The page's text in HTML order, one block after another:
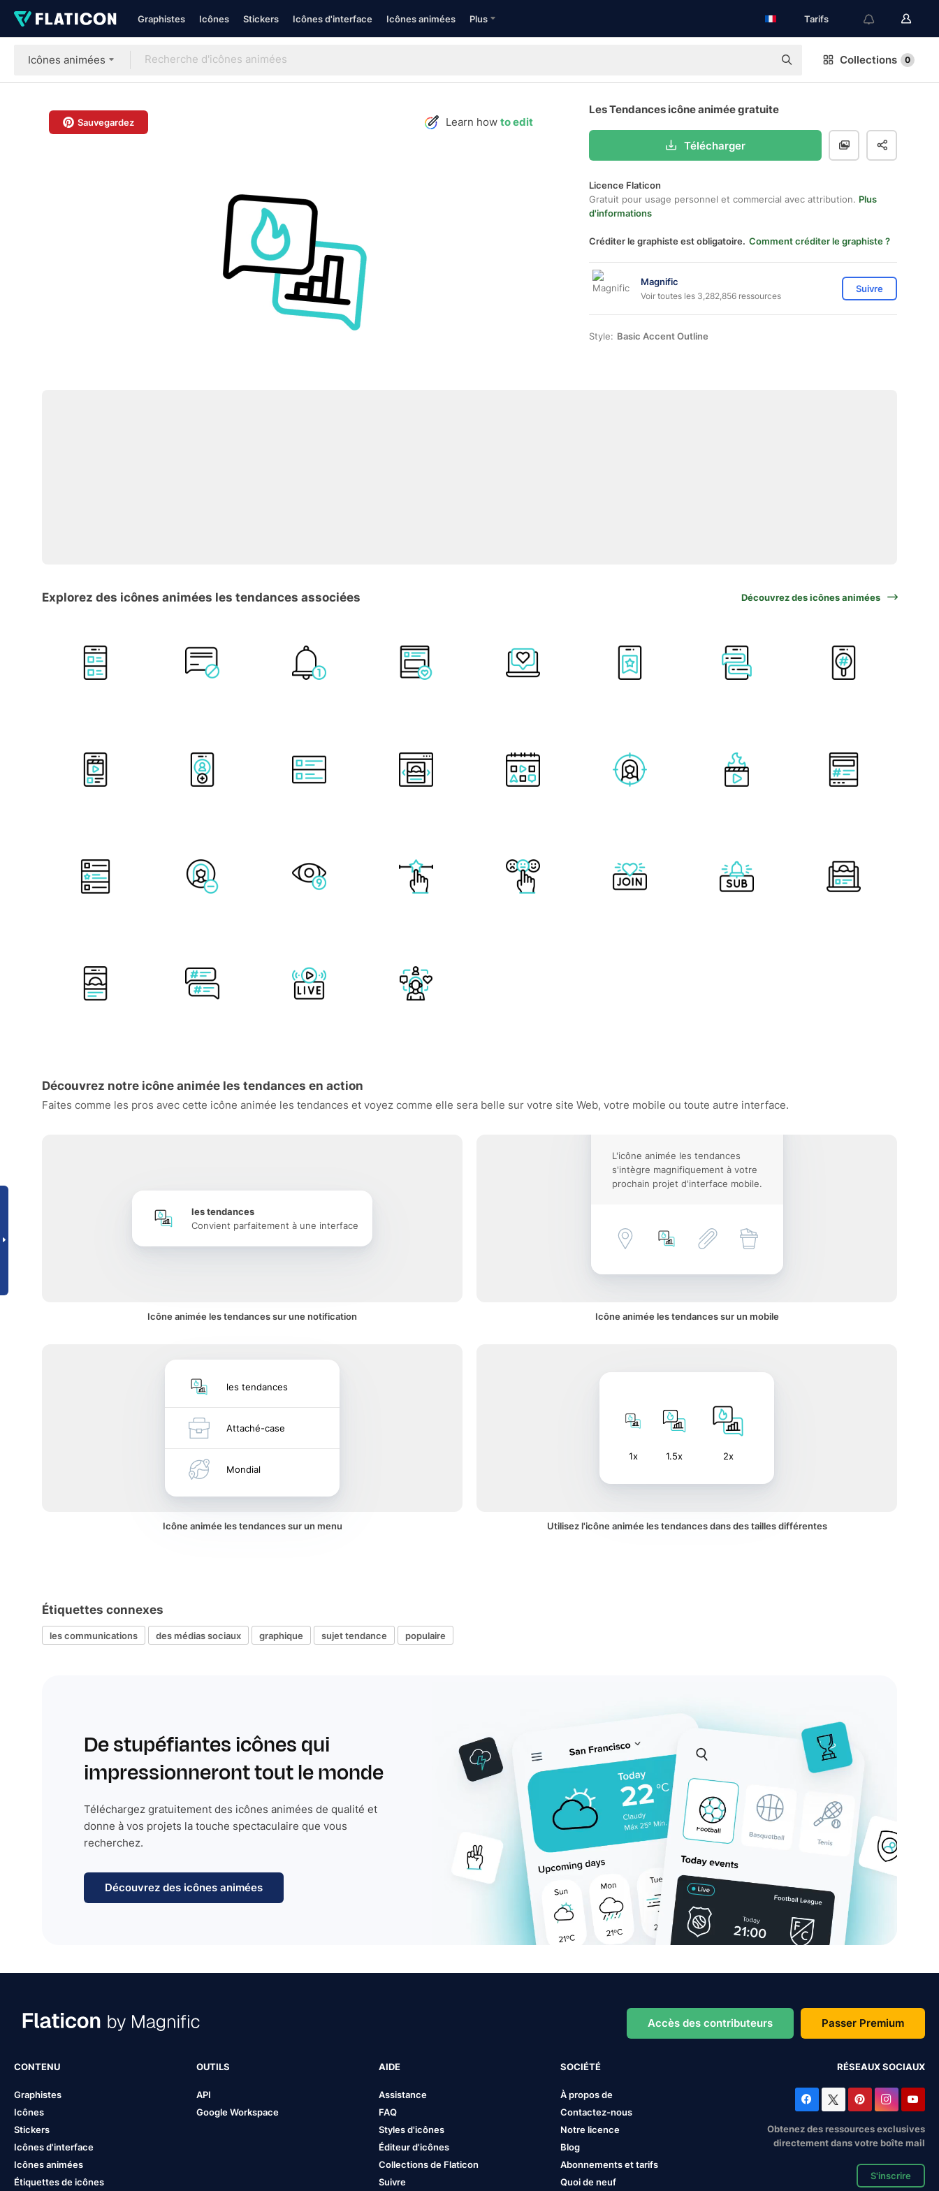
Graphistes Icônes Stickers Icônes d'interface Icônes animées Plus Tarifs
Icônes animées Collections 0
Sauvegardez Learn how to edit
Les Tendances icône animée gratuite
Télécharger
Licence Flaticon
Gratuit pour usage personnel et commercial avec attribution. Plus
d'informations
Créditer le graphiste est obligatoire. Comment créditer le graphiste ?
Magnific
Voir toutes les 3,282,856 ressources
Suivre
Style: Basic Accent Outline
Explorez des icônes animées les tendances associées Découvrez des icônes animées
Découvrez notre icône animée les tendances en action
Faites comme les pros avec cette icône animée les tendances et voyez comme elle sera belle sur votre site Web, votre mobile ou toute autre interface.
les tendances
Convient parfaitement à une interface
Icône animée les tendances sur une notification
L'icône animée les tendances
s'intègre magnifiquement à votre
prochain projet d'interface mobile.
Icône animée les tendances sur un mobile
les tendances
Attaché-case
Mondial
Icône animée les tendances sur un menu
1x 1.5x 2x
Utilisez l'icône animée les tendances dans des tailles différentes
Étiquettes connexes
les communications des médias sociaux graphique sujet tendance populaire
De stupéfiantes icônes qui
impressionneront tout le monde
Téléchargez gratuitement des icônes animées de qualité et
donne à vos projets la touche spectaculaire que vous
recherchez.
Découvrez des icônes animées
Accès des contributeurs Passer Premium
CONTENU
Graphistes
Icônes
Stickers
Icônes d'interface
Icônes animées
Étiquettes de icônes
OUTILS
API
Google Workspace
AIDE
Assistance
FAQ
Styles d'icônes
Éditeur d'icônes
Collections de Flaticon
Suivre
SOCIÉTÉ
À propos de
Contactez-nous
Notre licence
Blog
Abonnements et tarifs
Quoi de neuf
RÉSEAUX SOCIAUX
Obtenez des ressources exclusives
directement dans votre boîte mail
S'inscrire